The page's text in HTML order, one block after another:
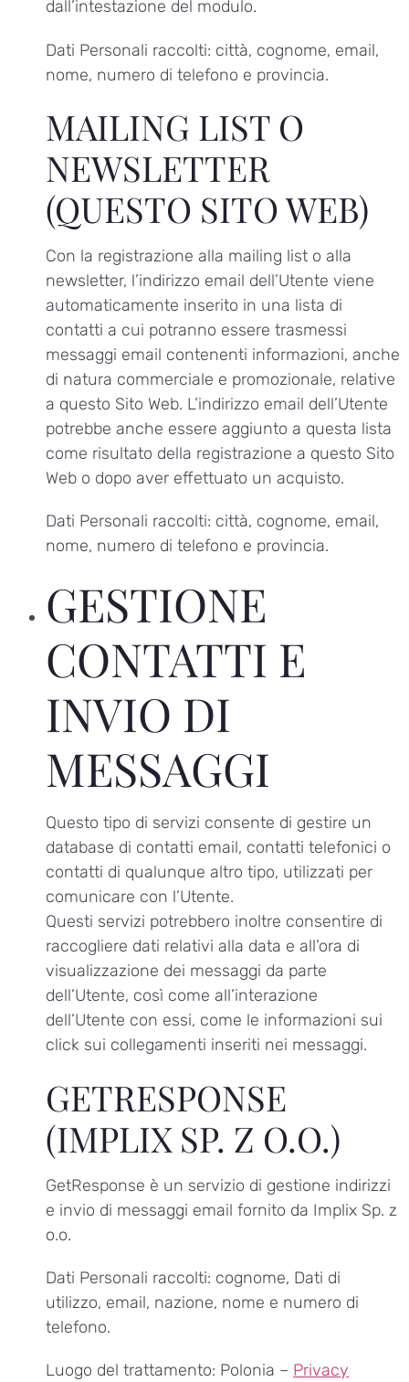
dall’intestazione del modulo.
Dati Personali raccolti: città, cognome, email,
nome, numero di telefono e provincia.
MAILING LIST O
NEWSLETTER
(QUESTO SITO WEB)
Con la registrazione alla mailing list o alla
newsletter, l’indirizzo email dell’Utente viene
automaticamente inserito in una lista di
contatti a cui potranno essere trasmessi
messaggi email contenenti informazioni, anche
di natura commerciale e promozionale, relative
a questo Sito Web. L’indirizzo email dell’Utente
potrebbe anche essere aggiunto a questa lista
come risultato della registrazione a questo Sito
Web o dopo aver effettuato un acquisto.
Dati Personali raccolti: città, cognome, email,
nome, numero di telefono e provincia.
GESTIONE
CONTATTI E
INVIO DI
MESSAGGI
Questo tipo di servizi consente di gestire un
database di contatti email, contatti telefonici o
contatti di qualunque altro tipo, utilizzati per
comunicare con l’Utente.
Questi servizi potrebbero inoltre consentire di
raccogliere dati relativi alla data e all’ora di
visualizzazione dei messaggi da parte
dell’Utente, così come all’interazione
dell’Utente con essi, come le informazioni sui
click sui collegamenti inseriti nei messaggi.
GETRESPONSE
(IMPLIX SP. Z O.O.)
GetResponse è un servizio di gestione indirizzi
e invio di messaggi email fornito da Implix Sp. z
o.o.
Dati Personali raccolti: cognome, Dati di
utilizzo, email, nazione, nome e numero di
telefono.
Luogo del trattamento: Polonia – Privacy